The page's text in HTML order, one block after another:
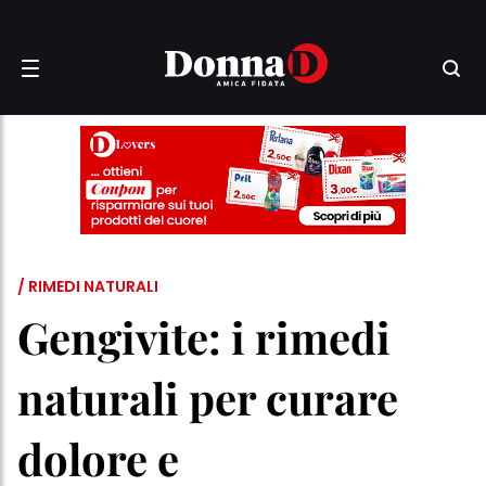
/ RIMEDI NATURALI
Gengivite: i rimedi
naturali per curare
dolore e